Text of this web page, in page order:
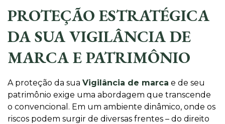
PROTEÇÃO ESTRATÉGICA
DA SUA VIGILÂNCIA DE
MARCA E PATRIMÔNIO
A proteção da sua Vigilância de marca e de seu
patrimônio exige uma abordagem que transcende
o convencional. Em um ambiente dinâmico, onde os
riscos podem surgir de diversas frentes – do direito